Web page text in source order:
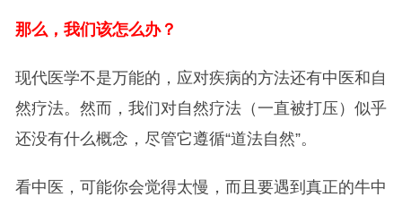
那么，我们该怎么办？
现代医学不是万能的，应对疾病的方法还有中医和自
然疗法。然而，我们对自然疗法（一直被打压）似乎
还没有什么概念，尽管它遵循“道法自然”。
看中医，可能你会觉得太慢，而且要遇到真正的牛中